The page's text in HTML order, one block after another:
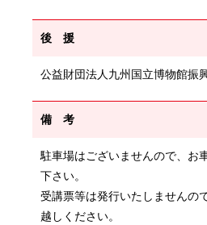
後 援
公益財団法人九州国立博物館振
備 考
駐車場はございませんので、お
下さい。
受講票等は発行いたしませんの
越しください。